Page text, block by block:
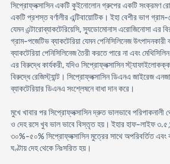
সিপ্রোফ্লক্সাসিন একটি কুইনোলোন গ্রুপের একটি সংক্রমণ
একটি প্রশস্ত বর্ণালীর এন্টিবায়োটিক। ইহা বেশীর ভাগ
যেমন এন্টারোব্যাকটেরিয়েসি, স্যুডোমোনাস এরোজিনোসা এর
গ্রাম-পজেটিভ ব্যাকটেরিয়া যেমন পেনিসিলিনেজ উৎপাদনকারী
ব্যাকটেরিয়া পেনিসিলিনেজ তৈরী করতে পারে না এবং
এর বিরুদ্ধে কার্যকরী, যদিও সিপ্রোফ্লক্সাসিন
বিরুদ্ধে রেজিস্ট্যান্ট। সিপ্রোফ্লক্সাসিন ডিএনএ জাইরেজ
ব্যাকটেরিয়ার ডিএনএ সংশ্লেষনে বাধা দান করে।
মুখে খাবার পর সিপ্রোফ্লক্সাসিন দ্রুত ভালভাবে পরিপাকনালী
ও দেহ রসে খুব ভাল ভাবে বিস্তৃত হয়। ইহার হাফ-লাইফ ৩.৫
৩০%-৫০% সিপ্রোফ্লক্সাসিন মুত্রের সাথে অপরিবর্তিত এবং
ঘণ্টায় দেহ থেকে নিঃসরিত হয়।